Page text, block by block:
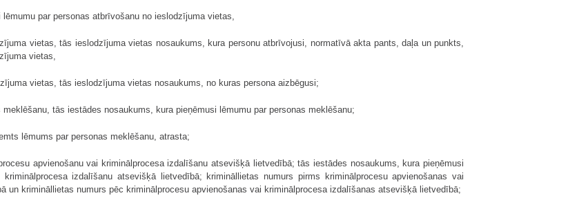
par personas atbrīvošanu no ieslodzījuma vietas,
vietas, tās ieslodzījuma vietas nosaukums, kura personu atbrīvojusi, normatīvā akta pants, daļa un punkts,
vietas,
vietas, tās ieslodzījuma vietas nosaukums, no kuras persona aizbēgusi;
tās iestādes nosaukums, kura pieņēmusi lēmumu par personas meklēšanu;
lēmums par personas meklēšanu, atrasta;
apvienošanu vai kriminālprocesa izdalīšanu atsevišķā lietvedībā; tās iestādes nosaukums, kura pieņēmusi
izdalīšanu atsevišķā lietvedībā; krimināllietas numurs pirms kriminālprocesu apvienošanas vai
un krimināllietas numurs pēc kriminālprocesu apvienošanas vai kriminālprocesa izdalīšanas atsevišķā lietvedībā;